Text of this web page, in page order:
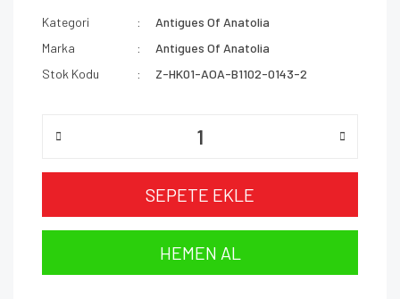
Kategori
Antigues Of Anatolia
Marka
Antigues Of Anatolia
Stok Kodu
Z-HK01-AOA-B1102-0143-2
SEPETE EKLE
HEMEN AL